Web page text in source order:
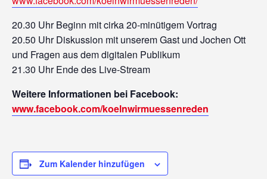
20.30 Uhr Beginn mit cirka 20-minütigem Vortrag
20.50 Uhr Diskussion mit unserem Gast und Jochen Ott
und Fragen aus dem digitalen Publikum
21.30 Uhr Ende des Live-Stream
Weitere Informationen bei Facebook:
www.facebook.com/koelnwirmuessenreden
Zum Kalender hinzufügen